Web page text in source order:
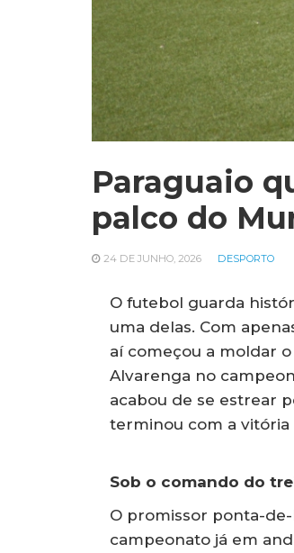
Paraguaio
palco do
24 DE JUNHO, 2026 DESPORTO
O futebol guarda
uma delas. Com
aí começou a moldar
Alvarenga no
acabou de se estrear
terminou com a vitória
Sob o comando do
O promissor ponta-
campeonato já em